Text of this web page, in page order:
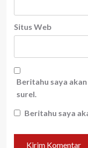
Situs Web
Beritahu saya
surel.
Beritahu saya